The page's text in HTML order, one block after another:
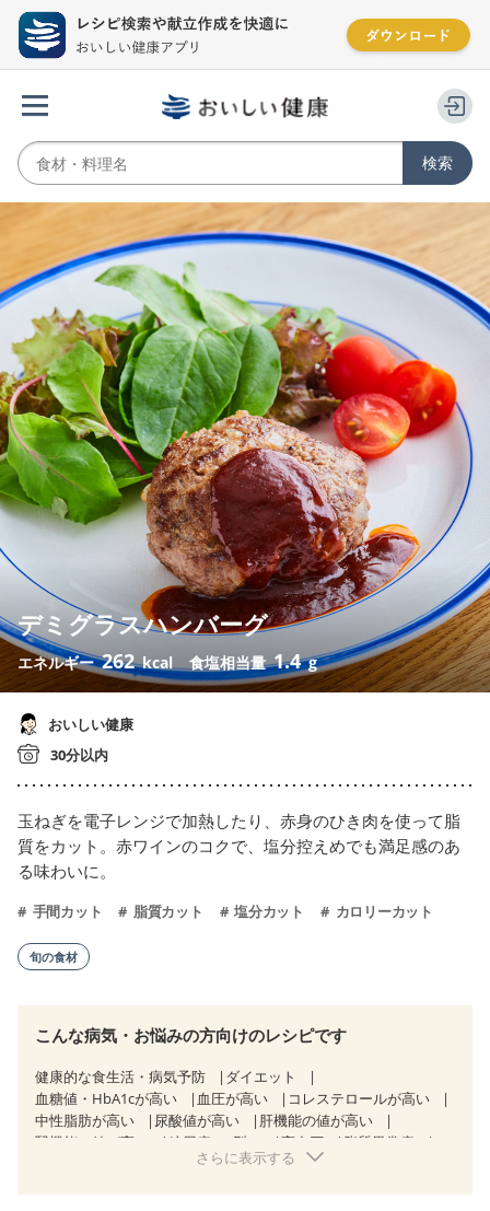
デミグラスハンバーグ
エネルギー262 kcal 食塩相当量1.4 g
おいしい健康
30分以内
玉ねぎを電子レンジで加熱したり、赤身のひき肉を使って脂
質をカット。赤ワインのコクで、塩分控えめでも満足感のあ
る味わいに。
手間カット 脂質カット 塩分カット カロリーカット
旬の食材
こんな病気・お悩みの方向けのレシピです
健康的な食生活・病気予防
ダイエット
血糖値・HbA1cが高い
血圧が高い
コレステロールが高い
中性脂肪が高い
尿酸値が高い
肝機能の値が高い
腎機能の値が高い
糖尿病（2型） 高血圧
脂質異常症
胃ポリープ 逆流性食道炎
さらに表示する